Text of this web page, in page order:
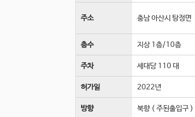
주소 충남 아산시 탕정면
층수 지상 1층/10층
주차 세대당 110 대
허가일 2022년
방향 북향 ( 주된출입구 )